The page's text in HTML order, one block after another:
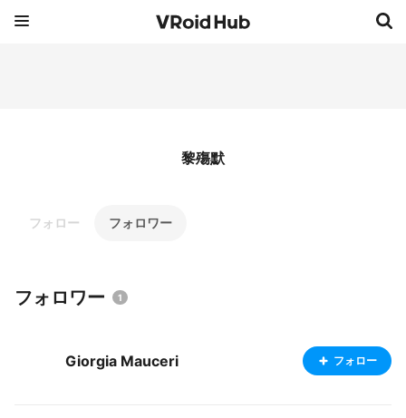
黎殤默
フォロー フォロワー
フォロワー 1
Giorgia Mauceri フォロー